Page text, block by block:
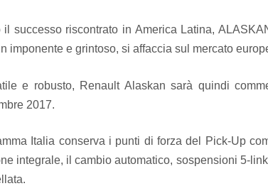
il successo riscontrato in America Latina,
imponente e grintoso, si affaccia sul mercato
e robusto, Renault Alaskan sarà quindi
2017.
Italia conserva i punti di forza del Pick-Up
integrale, il cambio automatico, sospensioni 5-